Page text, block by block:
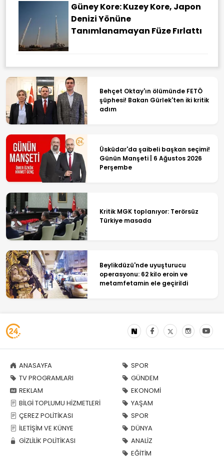
Güney Kore: Kuzey Kore, Japon
Denizi Yönüne
Tanımlanamayan Füze Fırlattı
Behçet Oktay'ın ölümünde FETÖ
şüphesi! Bakan Gürlek'ten iki kritik
adım
Üsküdar'da şaibeli başkan seçimi!
Günün Manşeti | 6 Ağustos 2026
Perşembe
Kritik MGK toplanıyor: Terörsüz
Türkiye masada
Beylikdüzü'nde uyuşturucu
operasyonu: 62 kilo eroin ve
metamfetamin ele geçirildi
ANASAYFA
TV PROGRAMLARI
REKLAM
BİLGİ TOPLUMU HİZMETLERİ
ÇEREZ POLİTİKASI
İLETİŞİM VE KÜNYE
GİZLİLİK POLİTİKASI
SPOR
GÜNDEM
EKONOMİ
YAŞAM
SPOR
DÜNYA
ANALİZ
EĞİTİM